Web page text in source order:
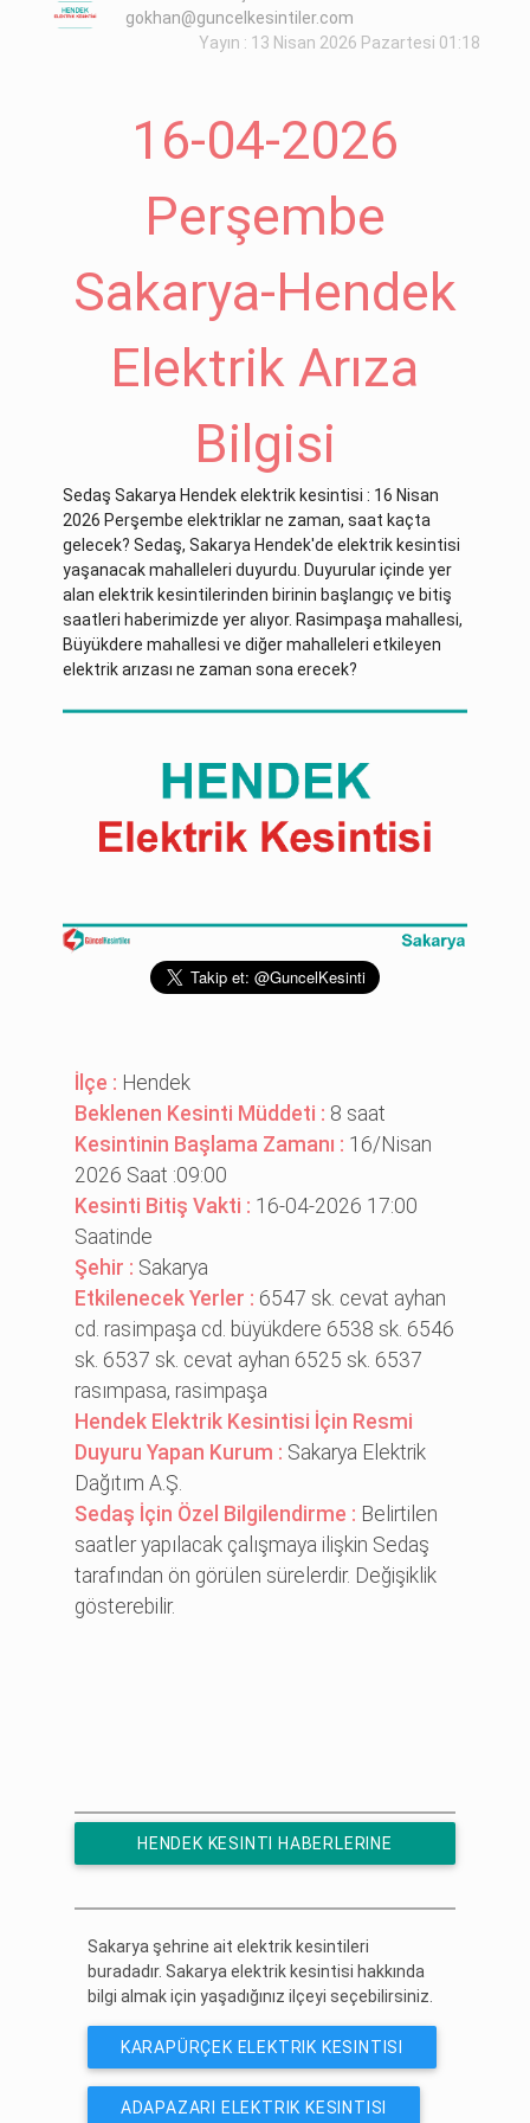
gokhan@guncelkesintiler.com
Yayın : 13 Nisan 2026 Pazartesi 01:18
16-04-2026
Perşembe
Sakarya-Hendek
Elektrik Arıza
Bilgisi
Sedaş Sakarya Hendek elektrik kesintisi : 16 Nisan
2026 Perşembe elektriklar ne zaman, saat kaçta
gelecek? Sedaş, Sakarya Hendek'de elektrik kesintisi
yaşanacak mahalleleri duyurdu. Duyurular içinde yer
alan elektrik kesintilerinden birinin başlangıç ve bitiş
saatleri haberimizde yer alıyor. Rasimpaşa mahallesi,
Büyükdere mahallesi ve diğer mahalleleri etkileyen
elektrik arızası ne zaman sona erecek?
İlçe : Hendek
Beklenen Kesinti Müddeti : 8 saat
Kesintinin Başlama Zamanı : 16/Nisan
2026 Saat :09:00
Kesinti Bitiş Vakti : 16-04-2026 17:00
Saatinde
Şehir : Sakarya
Etkilenecek Yerler : 6547 sk. cevat ayhan
cd. rasi̇mpaşa cd. büyükdere 6538 sk. 6546
sk. 6537 sk. cevat ayhan 6525 sk. 6537
rasımpasa, rasi̇mpaşa
Hendek Elektrik Kesintisi İçin Resmi
Duyuru Yapan Kurum : Sakarya Elektrik
Dağıtım A.Ş.
Sedaş İçin Özel Bilgilendirme : Belirtilen
saatler yapılacak çalışmaya ilişkin Sedaş
tarafından ön görülen sürelerdir. Değişiklik
gösterebilir.
HENDEK KESINTI HABERLERINE
Sakarya şehrine ait elektrik kesintileri
buradadır. Sakarya elektrik kesintisi hakkında
bilgi almak için yaşadığınız ilçeyi seçebilirsiniz.
KARAPÜRÇEK ELEKTRIK KESINTISI
ADAPAZARI ELEKTRIK KESINTISI